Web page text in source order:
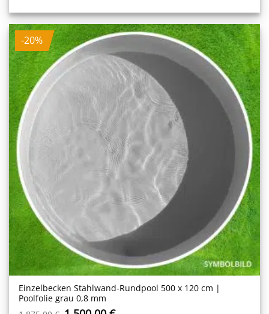
war:
1.809,00 €
ist:
1.447,20 €.
-20%
Einzelbecken Stahl­wand-Rundpool 500 x 120 cm |
Poolfolie grau 0,8 mm